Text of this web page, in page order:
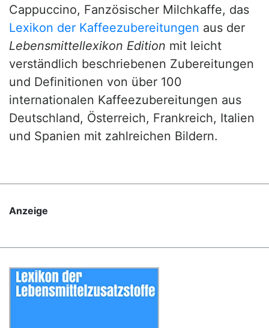
Cappuccino, Fanzösischer Milchkaffe, das
Lexikon der Kaffeezubereitungen aus der
Lebensmittellexikon Edition mit leicht
verständlich beschriebenen Zubereitungen
und Definitionen von über 100
internationalen Kaffeezubereitungen aus
Deutschland, Österreich, Frankreich, Italien
und Spanien mit zahlreichen Bildern.
Anzeige